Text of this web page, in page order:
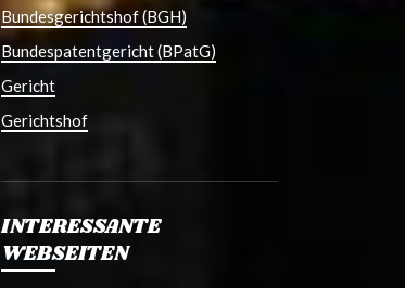
Bundesgerichtshof (BGH)
Bundespatentgericht (BPatG)
Gericht
Gerichtshof
INTERESSANTE
WEBSEITEN